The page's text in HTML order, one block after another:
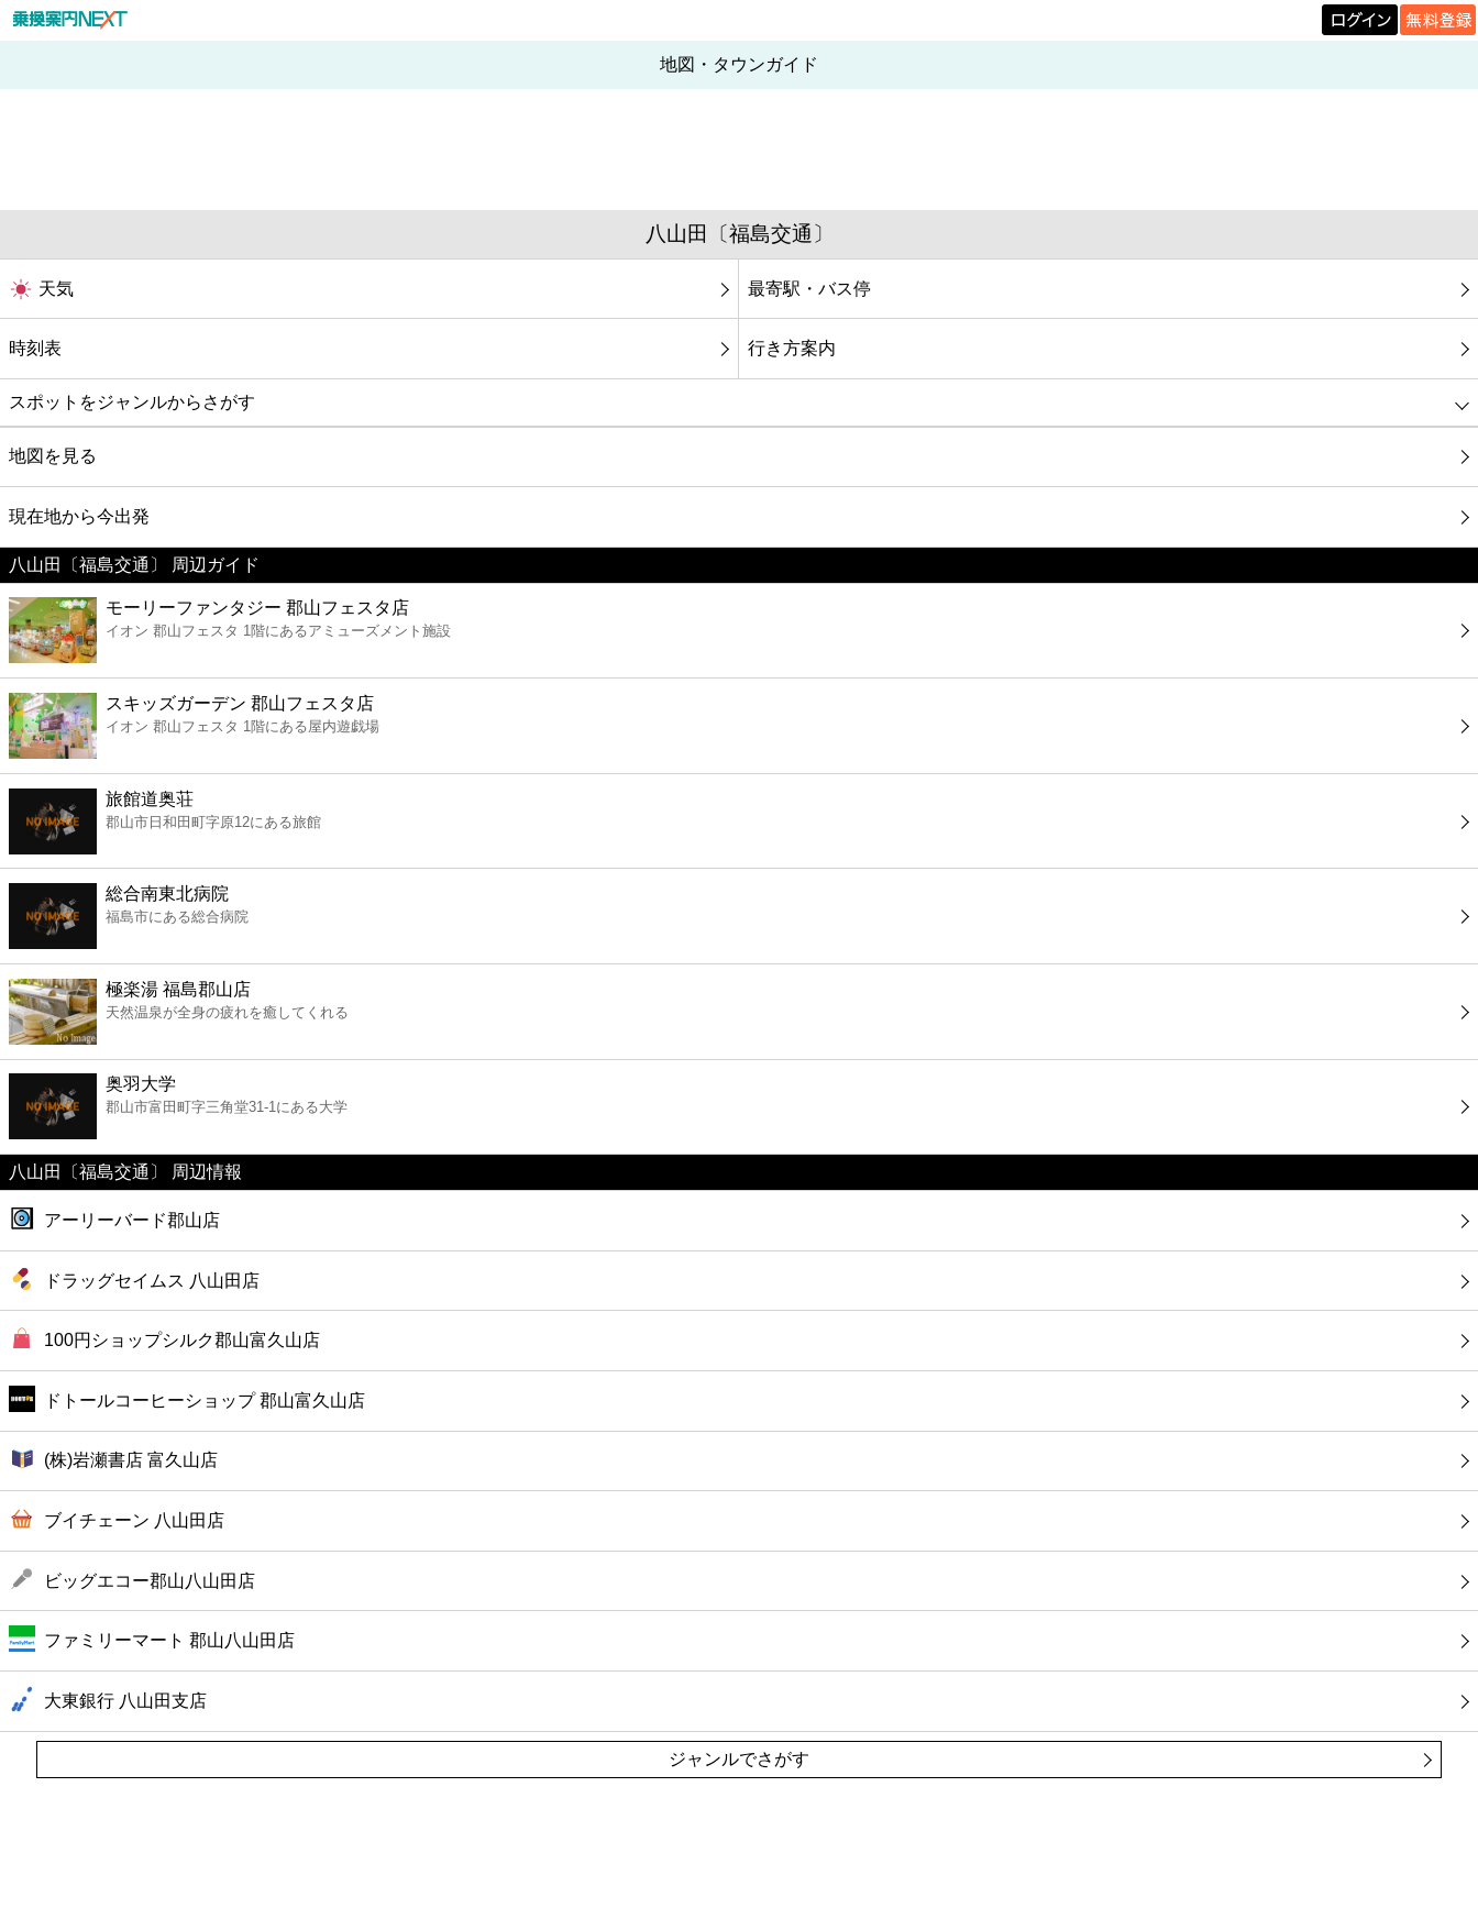
地図・タウンガイド
八山田〔福島交通〕
天気 最寄駅・バス停
時刻表 行き方案内
スポットをジャンルからさがす
グルメ
映画
美容
コンビニ
薬局
スーパー
エンタメ
書店
ファミレス
ファーストフード
カフェ
ショッピング
銀行
公共
ホテル
地図を見る
現在地から今出発
八山田〔福島交通〕 周辺ガイド
モーリーファンタジー 郡山フェスタ店
イオン 郡山フェスタ 1階にあるアミューズメント施設
スキッズガーデン 郡山フェスタ店
イオン 郡山フェスタ 1階にある屋内遊戯場
旅館道奥荘
郡山市日和田町字原12にある旅館
総合南東北病院
福島市にある総合病院
極楽湯 福島郡山店
天然温泉が全身の疲れを癒してくれる
奥羽大学
郡山市富田町字三角堂31-1にある大学
八山田〔福島交通〕 周辺情報
アーリーバード郡山店
ドラッグセイムス 八山田店
100円ショップシルク郡山富久山店
ドトールコーヒーショップ 郡山富久山店
(株)岩瀬書店 富久山店
ブイチェーン 八山田店
ビッグエコー郡山八山田店
ファミリーマート 郡山八山田店
大東銀行 八山田支店
ジャンルでさがす